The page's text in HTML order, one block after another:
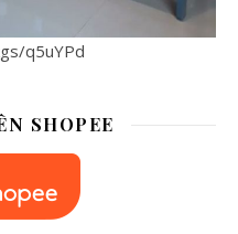
q5uYPd
SHOPEE